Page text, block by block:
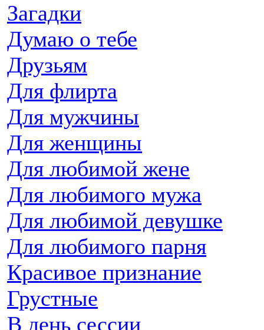
Загадки
Думаю о тебе
Друзьям
Для флирта
Для мужчины
Для женщины
Для любимой жене
Для любимого мужа
Для любимой девушке
Для любимого парня
Красивое признание
Грустные
В день сессии